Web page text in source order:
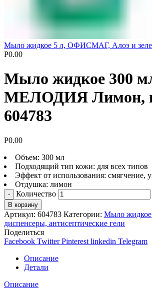
Мыло жидкое 5 л, ОФИСМАГ, Алоэ и
Р0.00
Мыло жидкое 300
МЕЛОДИЯ Лимон,
604783
Р0.00
Объем: 300 мл
Подходящий тип кожи: для всех типов
Эффект от использования: смягчение,
Отдушка: лимон
Количество
В корзину
Артикул: 604783 Категории: Мыло жидкое
диспенсеры, антисептические гели
Поделиться
Facebook Twitter Pinterest linkedin Telegram
Описание
Детали
Описание